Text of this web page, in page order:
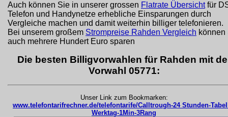
Auch können Sie in unserer grossen Flatrate Übersichtfür
Telefon und Handynetze erhebliche Einsparungen durch
Vergleiche machen und damit weiterhin billiger telefonieren.
Bei unserem großem Strompreise Rahden Vergleich können
auch mehrere Hundert Euro sparen
Die besten Billigvorwahlen für Rahden mit
Vorwahl 05771:
Unser Link zum Bookmarken:
www.telefontarifrechner.de/telefontarife/Calltrough-24 Stunden-
Werktag-1Min-3Rang